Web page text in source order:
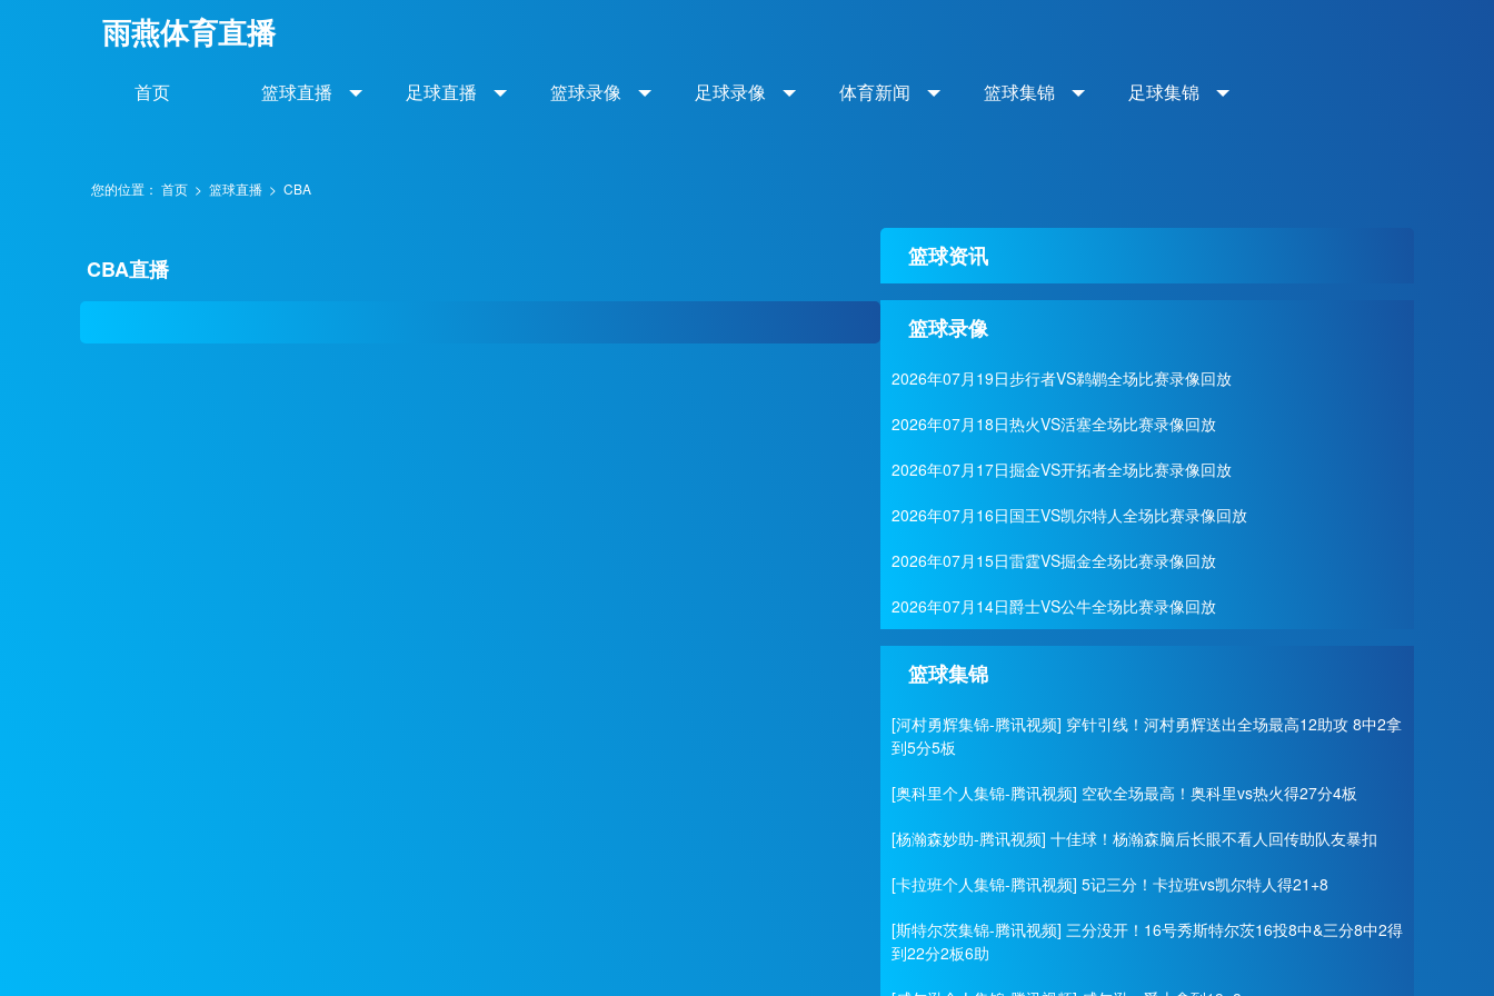
雨燕体育直播
首页 篮球直播 足球直播 篮球录像 足球录像 体育新闻 篮球集锦 足球集锦
您的位置： 首页 > 篮球直播 > CBA
CBA直播 篮球资讯
篮球录像
2026年07月19日步行者VS鹈鹕全场比赛录像回放
2026年07月18日热火VS活塞全场比赛录像回放
2026年07月17日掘金VS开拓者全场比赛录像回放
2026年07月16日国王VS凯尔特人全场比赛录像回放
2026年07月15日雷霆VS掘金全场比赛录像回放
2026年07月14日爵士VS公牛全场比赛录像回放
篮球集锦
[河村勇辉集锦-腾讯视频] 穿针引线！河村勇辉送出全场最高12助攻 8中2拿
到5分5板
[奥科里个人集锦-腾讯视频] 空砍全场最高！奥科里vs热火得27分4板
[杨瀚森妙助-腾讯视频] 十佳球！杨瀚森脑后长眼不看人回传助队友暴扣
[卡拉班个人集锦-腾讯视频] 5记三分！卡拉班vs凯尔特人得21+8
[斯特尔茨集锦-腾讯视频] 三分没开！16号秀斯特尔茨16投8中&三分8中2得
到22分2板6助